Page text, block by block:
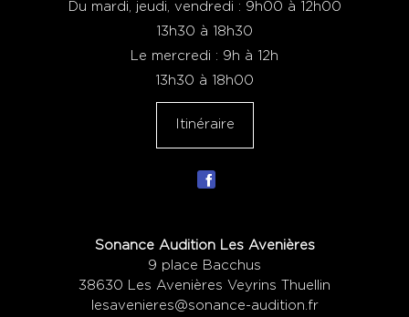
Du mardi, jeudi, vendredi : 9h00 à 12h00
13h30 à 18h30
Le mercredi : 9h à 12h
13h30 à 18h00
Itinéraire
Sonance Audition Les Avenières
9 place Bacchus
38630 Les Avenières Veyrins Thuellin
lesavenieres@sonance-audition.fr